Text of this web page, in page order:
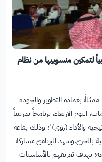
لتمكين منسوبيها من نظام
بعمادة التطوير والجودة
اليوم الأربعاء، برنامجاً تدريبياً
والأداء (رؤى)"؛ وذلك بقاعة
بالخرج.وشهد البرنامج مشاركة
بهدف تعريفهم بالأساسيات